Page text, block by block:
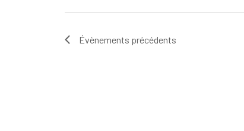
Évènements précédents